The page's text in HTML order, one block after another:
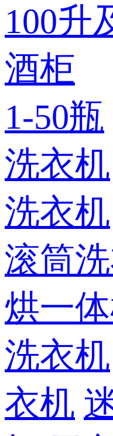
100升
酒柜
1-50瓶
洗衣机
洗衣机
滚筒
烘一
洗衣机
衣机